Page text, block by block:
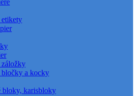
etikety
záložky
bločky a kocky
bloky, karisbloky